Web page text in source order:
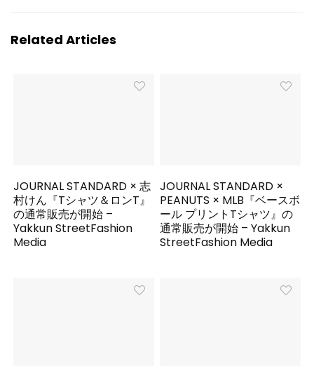
Related Articles
JOURNAL STANDARD × 志
村けん『Tシャツ＆ロンT』
の通常販売が開始 –
Yakkun StreetFashion
Media
JOURNAL STANDARD ×
PEANUTS × MLB『ベースボ
ール プリントTシャツ』の
通常販売が開始 – Yakkun
StreetFashion Media